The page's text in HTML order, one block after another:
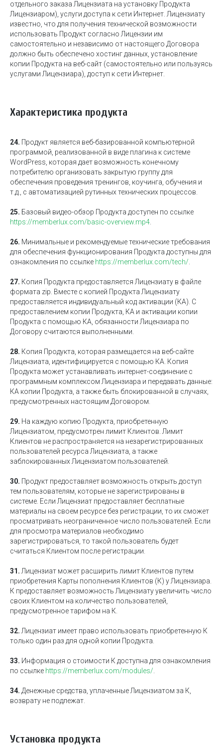
отдельного заказа Лицензиата на установку Продукта
Лицензиаром), услуги доступа к сети Интернет. Лицензиату
известно, что для получения технической возможности
использовать Продукт согласно Лицензии им
самостоятельно и независимо от настоящего Договора
должно быть обеспечено хостинг данных, установление
копии Продукта на веб-сайт (самостоятельно или пользуясь
услугами Лицензиара), доступ к сети Интернет.
Характеристика продукта
24. Продукт является веб-базированной компьютерной
программой, реализованной в виде плагина к системе
WordPress, которая дает возможность конечному
потребителю организовать закрытую группу для
обеспечения проведения тренингов, коучинга, обучения и
т.д., с автоматизацией рутинных технических процессов.
25. Базовый видео-обзор Продукта доступен по ссылке
https://memberlux.com/basic-overview.mp4
26. Минимальные и рекомендуемые технические требования
для обеспечения функционирования Продукта доступны для
ознакомления по ссылке https://memberlux.com/tech/
27. Копия Продукта предоставляется Лицензиату в файле
формата zip. Вместе с копией Продукта Лицензиату
предоставляется индивидуальный код активации (КА). С
предоставлением копии Продукта, КА и активации копии
Продукта с помощью КА, обязанности Лицензиара по
Договору считаются выполненными.
28. Копия Продукта, которая размещается на веб-сайте
Лицензиата, идентифицируется с помощью КА. Копия
Продукта может устанавливать интернет-соединение с
программным комплексом Лицензиара и передавать данные:
КА копии Продукта, а также быть блокированной в случаях,
предусмотренных настоящим Договором.
29. На каждую копию Продукта, приобретенную
Лицензиатом, предусмотрен лимит Клиентов. Лимит
Клиентов не распространяется на незарегистрированных
пользователей ресурса Лицензиата, а также
заблокированных Лицензиатом пользователей.
30. Продукт предоставляет возможность открыть доступ
тем пользователям, которые не зарегистрированы в
системе. Если Лицензиат предоставляет бесплатные
материалы на своем ресурсе без регистрации, то их сможет
просматривать неограниченное число пользователей. Если
для просмотра материалов необходимо
зарегистрироваться, то такой пользователь будет
считаться Клиентом после регистрации.
31. Лицензиат может расширить лимит Клиентов путем
приобретения Карты пополнения Клиентов (К) у Лицензиара.
К предоставляет возможность Лицензиату увеличить число
своих Клиентом на количество пользователей,
предусмотренное тарифом на К.
32. Лицензиат имеет право использовать приобретенную К
только один раз для одной копии Продукта.
33. Информация о стоимости К доступна для ознакомления
по ссылке https://memberlux.com/modules/
34. Денежные средства, уплаченные Лицензиатом за К,
возврату не подлежат.
Установка продукта